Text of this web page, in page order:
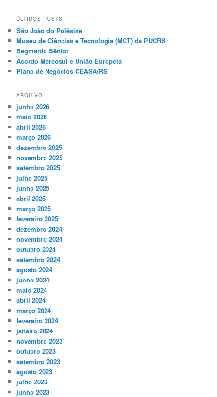
ÚLTIMOS POSTS
São João do Polêsine
Museu de Ciências e Tecnologia (MCT) da PUCRS
Segmento Sênior
Acordo Mercosul e União Europeia
Plano de Negócios CEASA/RS
ARQUIVO
junho 2026
maio 2026
abril 2026
março 2026
dezembro 2025
novembro 2025
setembro 2025
julho 2025
junho 2025
abril 2025
março 2025
fevereiro 2025
dezembro 2024
novembro 2024
outubro 2024
setembro 2024
agosto 2024
junho 2024
maio 2024
abril 2024
março 2024
fevereiro 2024
janeiro 2024
novembro 2023
outubro 2023
setembro 2023
agosto 2023
julho 2023
junho 2023